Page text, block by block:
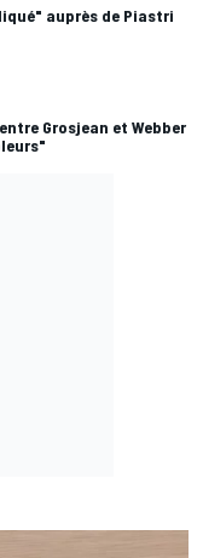
auprès de Piastri
Grosjean et Webber